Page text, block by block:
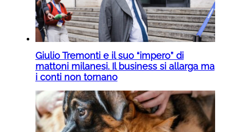
Giulio Tremonti e il suo “impero” di
mattoni milanesi. Il business si allarga ma
i conti non tornano